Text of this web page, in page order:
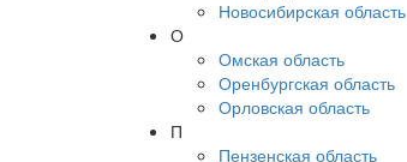
Новосибирская область
О
Омская область
Оренбургская область
Орловская область
П
Пензенская область